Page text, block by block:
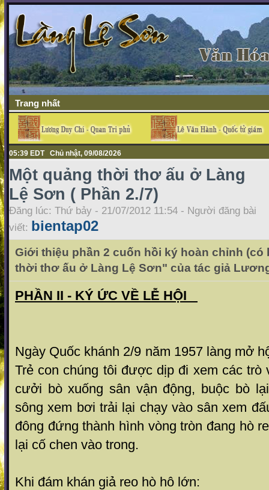
Trang nhất
05:39 EDT Chủ nhật, 09/08/2026
Một quảng thời thơ ấu ở Làng
Lệ Sơn ( Phần 2./7)
Đăng lúc: Thứ bảy - 21/07/2012 11:54 - Người đăng bài
viết: bientap02
Giới thiệu phần 2 cuốn hồi ký hoàn chỉnh (có
thời thơ ấu ở Làng Lệ Sơn" của tác giả
PHẦN II - KÝ ỨC VỀ LỄ HỘI
Ngày Quốc khánh 2/9 năm 1957 làng mở
Trẻ con chúng tôi được dịp đi xem các trò
cưởi bò xuống sân vận động, buộc bò
sông xem bơi trải lại chạy vào sân xem
đông đứng thành hình vòng tròn đang hò
lại cố chen vào trong.
Khi đám khán giả reo hò hô lớn: